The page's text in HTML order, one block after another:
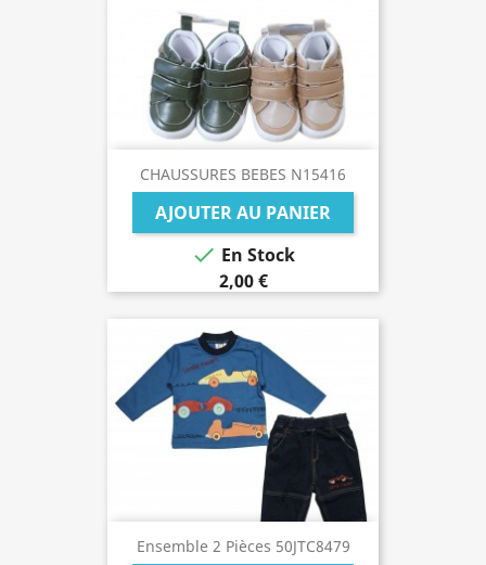
CHAUSSURES BEBES N15416
AJOUTER AU PANIER
 En Stock
2,00 €
Ensemble 2 Pièces 50JTC8479